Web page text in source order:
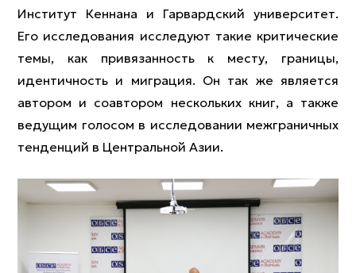
Институт Кеннана и Гарвардский университет.
Его исследования исследуют такие критические
темы, как привязанность к месту, границы,
идентичность и миграция. Он так же является
автором и соавтором нескольких книг, а также
ведущим голосом в исследовании межграничных
тенденций в Центральной Азии.